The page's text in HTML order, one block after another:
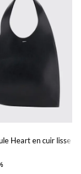
Heart en cuir lisse